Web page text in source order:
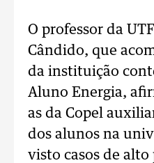
O professor da
Cândido, que
da instituição
Aluno Energia,
as da Copel
dos alunos na
visto casos de